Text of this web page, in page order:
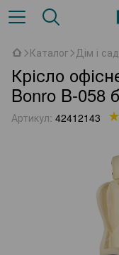
Каталог Дім і сад
Крісло
Bonro B-058
Артикул: 42412143